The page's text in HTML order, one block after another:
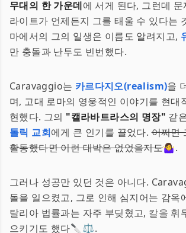
무대의 한 가운데에 서게 된다, 그런데
라이트가 언제든지 그를 태울 수 있다는
마에서의 그의 일생은 이름도 알려지고,
만 충돌과 난투도 빈번했다.
Caravaggio는 카르다지오(realism)을
며, 고대 로마의 영웅적인 이야기를 현대
현했다. 그의 "캘라바트라스의 명장" 같
톨릭 교회에게 큰 인기를 끌었다.어쩌면
활동했다면 이런 대박은 없었을지도🤷‍♀️.
그러나 성공만 있던 것은 아니다.
돌을 일으켰고, 그로 인해 심지어는 감옥
탈리아 법률과는 자주 부딪혔고, 칼을 휘
으키기도 했다🔪⚖️.